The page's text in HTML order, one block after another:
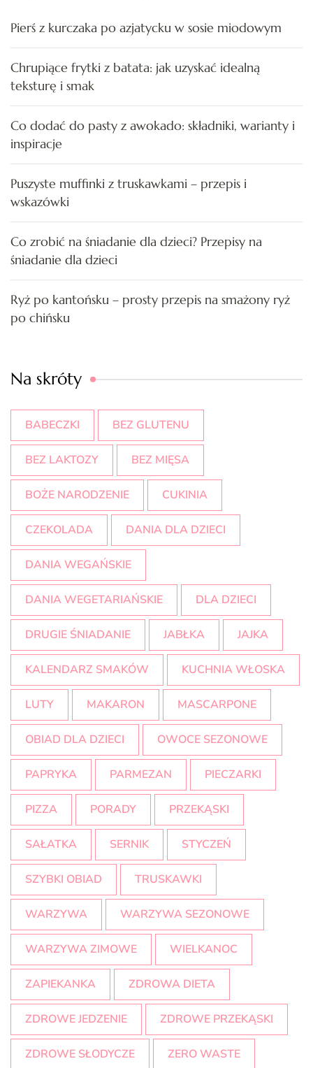
Pierś z kurczaka po azjatycku w sosie miodowym
Chrupiące frytki z batata: jak uzyskać idealną
teksturę i smak
Co dodać do pasty z awokado: składniki, warianty i
inspiracje
Puszyste muffinki z truskawkami – przepis i
wskazówki
Co zrobić na śniadanie dla dzieci? Przepisy na
śniadanie dla dzieci
Ryż po kantońsku – prosty przepis na smażony ryż
po chińsku
Na skróty
BABECZKI BEZ GLUTENU
BEZ LAKTOZY BEZ MIĘSA
BOŻE NARODZENIE CUKINIA
CZEKOLADA DANIA DLA DZIECI
DANIA WEGAŃSKIE
DANIA WEGETARIAŃSKIE DLA DZIECI
DRUGIE ŚNIADANIE JABŁKA JAJKA
KALENDARZ SMAKÓW KUCHNIA WŁOSKA
LUTY MAKARON MASCARPONE
OBIAD DLA DZIECI OWOCE SEZONOWE
PAPRYKA PARMEZAN PIECZARKI
PIZZA PORADY PRZEKĄSKI
SAŁATKA SERNIK STYCZEŃ
SZYBKI OBIAD TRUSKAWKI
WARZYWA WARZYWA SEZONOWE
WARZYWA ZIMOWE WIELKANOC
ZAPIEKANKA ZDROWA DIETA
ZDROWE JEDZENIE ZDROWE PRZEKĄSKI
ZDROWE SŁODYCZE ZERO WASTE